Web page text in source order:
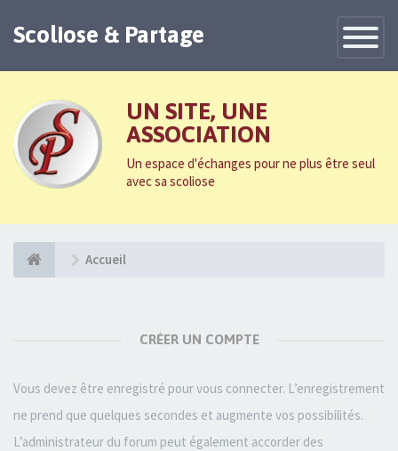
Toggle
Scoliose & Partage
UN SITE, UNE
ASSOCIATION
Un espace d'échanges pour ne plus être seul
avec sa scoliose
Accueil
CRÉER UN COMPTE
Vous devez être enregistré pour vous connecter. L’enregistrement
ne prend que quelques secondes et augmente vos possibilités.
L’administrateur du forum peut également accorder des